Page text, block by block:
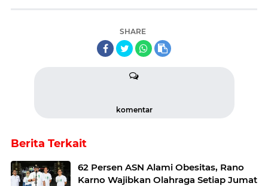
SHARE
komentar
Berita Terkait
62 Persen ASN Alami Obesitas, Rano
Karno Wajibkan Olahraga Setiap Jumat